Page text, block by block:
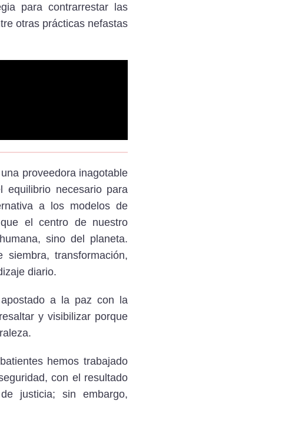
para contrarrestar las
otras prácticas nefastas
proveedora inagotable
necesario para
a los modelos de
el centro de nuestro
sino del planeta.
transformación,
diario.
a la paz con la
y visibilizar porque
hemos trabajado
con el resultado
justicia; sin embargo,